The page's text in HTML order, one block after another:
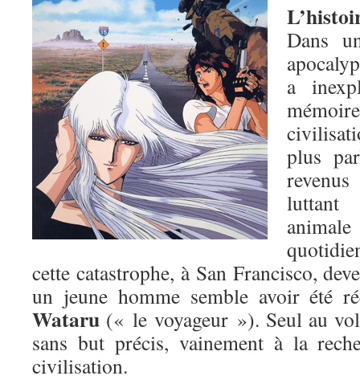
Dans
a
plus
luttant
cette catastrophe, à San Francisco,
un jeune homme semble avoir été
Wataru (« le voyageur »). Seul au
sans but précis, vainement à la
civilisation.